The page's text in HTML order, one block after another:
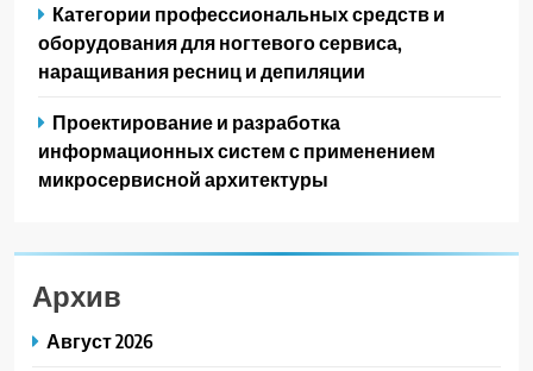
Категории профессиональных средств и
оборудования для ногтевого сервиса,
наращивания ресниц и депиляции
Проектирование и разработка
информационных систем с применением
микросервисной архитектуры
Архив
Август 2026